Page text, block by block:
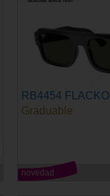
RB4454 FLACKO
Graduable
novedad